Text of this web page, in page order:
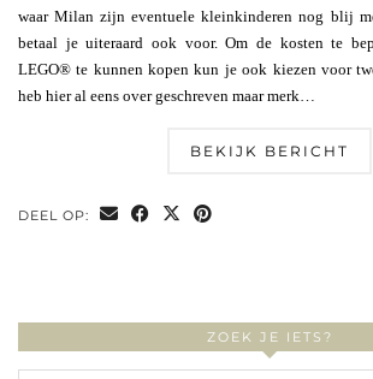
waar Milan zijn eventuele kleinkinderen nog blij
betaal je uiteraard ook voor. Om de kosten te
LEGO® te kunnen kopen kun je ook kiezen voor
heb hier al eens over geschreven maar merk…
BEKIJK BERICHT
DEEL OP:
ZOEK JE IETS?